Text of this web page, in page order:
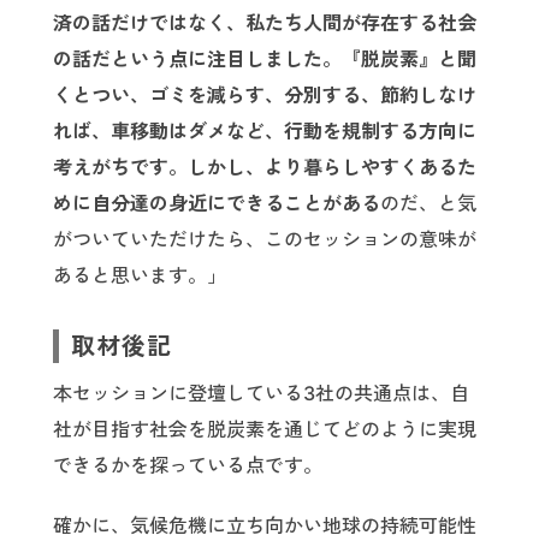
済の話だけではなく、私たち人間が存在する社会
の話だという点に注目しました。『脱炭素』と聞
くとつい、ゴミを減らす、分別する、節約しなけ
れば、車移動はダメなど、行動を規制する方向に
考えがちです。しかし、より暮らしやすくあるた
めに自分達の身近にできることがあるのだ、と気
がついていただけたら、このセッションの意味が
あると思います。」
取材後記
本セッションに登壇している3社の共通点は、自
社が目指す社会を脱炭素を通じてどのように実現
できるかを探っている点です。
確かに、気候危機に立ち向かい地球の持続可能性